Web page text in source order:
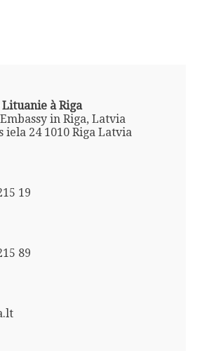
à Riga
in Riga, Latvia
iela 24 1010 Riga Latvia
19
89